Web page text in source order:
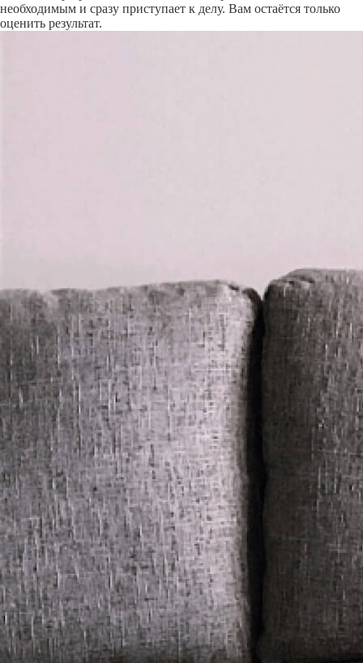
необходимым и сразу приступает к делу. Вам остаётся только
оценить результат.